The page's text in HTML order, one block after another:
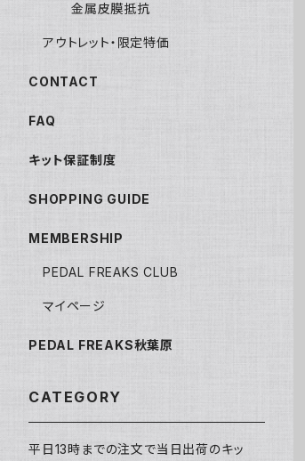
金属皮膜抵抗
アウトレット・限定特価
CONTACT
FAQ
キット保証制度
SHOPPING GUIDE
MEMBERSHIP
PEDAL FREAKS CLUB
マイページ
PEDAL FREAKS秋葉原
CATEGORY
平日13時までの注文で当日出荷のキッ